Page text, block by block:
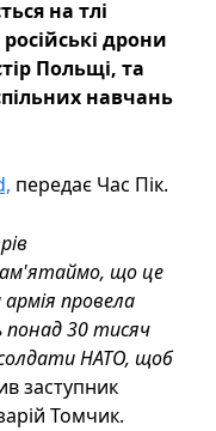
на тлі
дрони
Польщі, та
навчань
передає Час Пік.
що це
провела
понад 30 тисяч
НАТО, щоб
заступник
Томчик.